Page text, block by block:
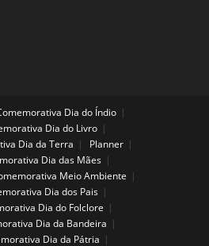
Dia do Índio
Dia do Livro
Dia da Terra
Planner
Dia das Mães
Meio Ambiente
Dia dos Pais
Dia do Folclore
Dia da Bandeira
Dia da Pátria